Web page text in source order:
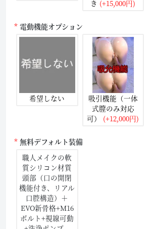
き (+15,000円)
電動機能オプション
希望しない
吸引機能（一体
式膣のみ対応
可）
(+12,000円)
無料デフォルト装備
職人メイクの軟
質シリコン材質
頭部（口の開閉
機能付き、リアル
口腔構造）＋
EVO新骨格+M16
ボルト+視線可動